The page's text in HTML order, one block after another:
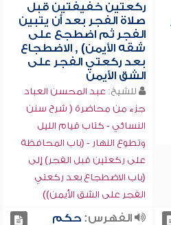
ركعتين خفيفتين قبل
صلاة الفجر بعد أن يتبين
الفجر ثم اضطجع على
شقه الأيمن) , الاضطجاع
بعد ركعتي الفجر على
الشق الأيمن
للشيخ: عبد المحسن العباد
جزء من محاضرة ( شرح سنن
النسائي - كتاب قيام الليل
وتطوع النهار - (باب المحافظة
على ركعتين قبل الفجر) إلى
(باب الاضطجاع بعد ركعتي
الفجر على الشق الأيمن))
الفهرس:حكم